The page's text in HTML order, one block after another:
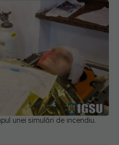
unei simulări de incendiu.